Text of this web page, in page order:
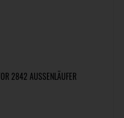
2842 AUSSENLÄUFER